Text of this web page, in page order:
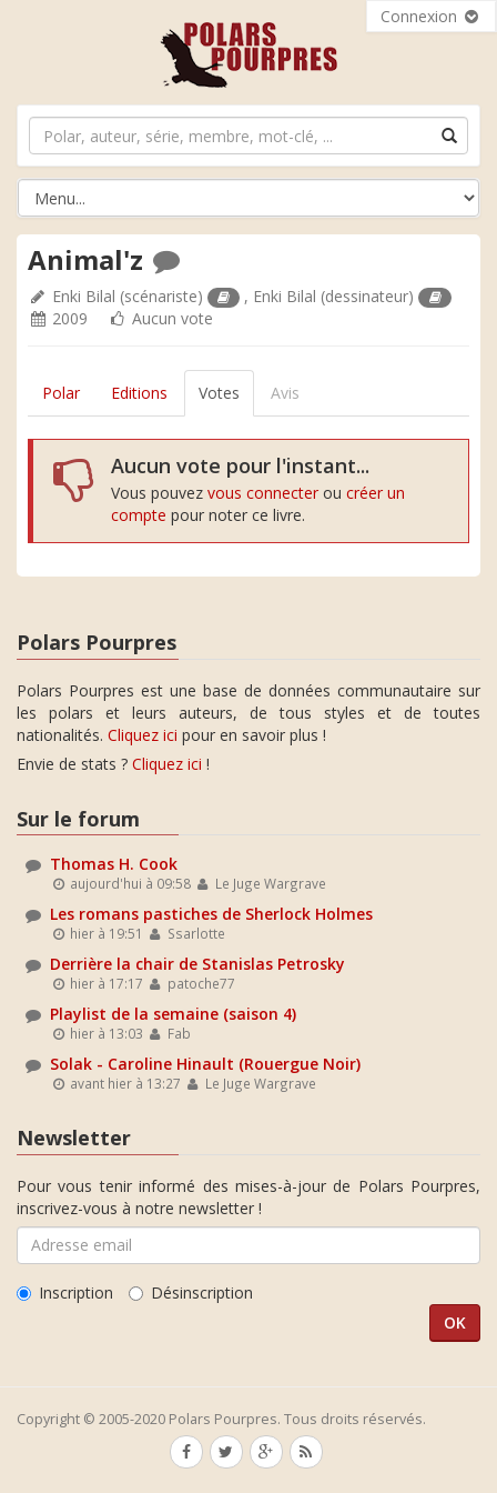
Connexion
Animal'z
Enki Bilal (scénariste) , Enki Bilal (dessinateur)
2009
Aucun vote
Polar Editions Votes Avis
Aucun vote pour l'instant...
Vous pouvez vous connecter ou créer un
compte pour noter ce livre.
Polars Pourpres
Polars Pourpres est une base de données communautaire sur
les polars et leurs auteurs, de tous styles et de toutes
nationalités. Cliquez ici pour en savoir plus !
Envie de stats ? Cliquez ici !
Sur le forum
Thomas H. Cook
aujourd'hui à 09:58 Le Juge Wargrave
Les romans pastiches de Sherlock Holmes
hier à 19:51 Ssarlotte
Derrière la chair de Stanislas Petrosky
hier à 17:17 patoche77
Playlist de la semaine (saison 4)
hier à 13:03 Fab
Solak - Caroline Hinault (Rouergue Noir)
avant hier à 13:27 Le Juge Wargrave
Newsletter
Pour vous tenir informé des mises-à-jour de Polars Pourpres,
inscrivez-vous à notre newsletter !
Inscription Désinscription
Copyright © 2005-2020 Polars Pourpres. Tous droits réservés.